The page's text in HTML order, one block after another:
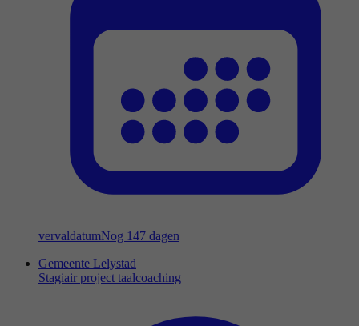
vervaldatumNog 147 dagen
Gemeente Lelystad
Stagiair project taalcoaching